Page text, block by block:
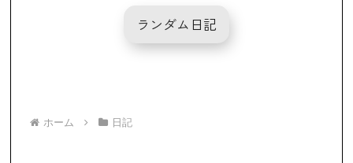
ランダム日記
ホーム 日記